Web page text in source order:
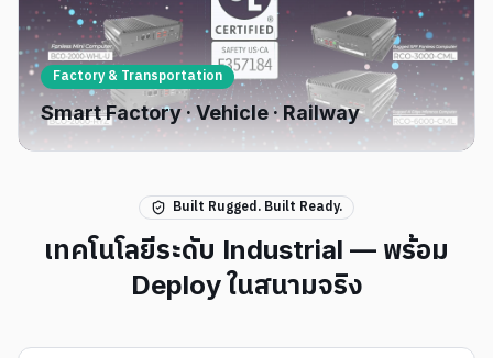
Factory & Transportation
Smart Factory · Vehicle · Railway
Built Rugged. Built Ready.
เทคโนโลยีระดับ Industrial — พร้อม
Deploy ในสนามจริง